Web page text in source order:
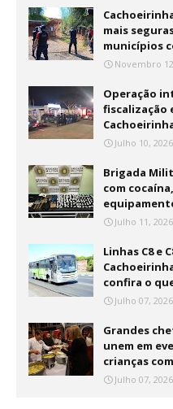
mais
municípios
Novembro
Operação
fiscalização
Julho 10, 2026
Brigada
com
Julho 11, 2026
Linhas C8 e
confira o
Julho 07, 2026
Grandes
unem em
crianças
Julho 07, 2026